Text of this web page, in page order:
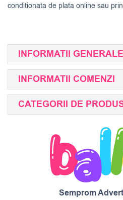
conditionata de plata online sau
INFORMATII GENERALE
INFORMATII COMENZI
CATEGORII DE
Semprom